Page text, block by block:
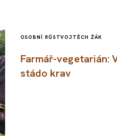
OSOBNÍ RŮSTVOJTĚCH ŽÁK
Farmář-vegetarián:
stádo krav